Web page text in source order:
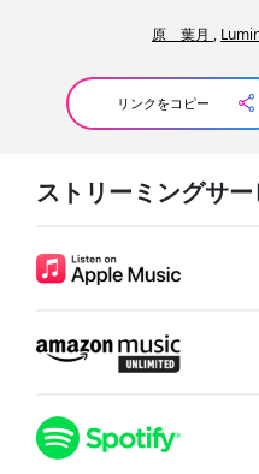
原 葉月 ,
リンクをコピー
ストリーミングサー